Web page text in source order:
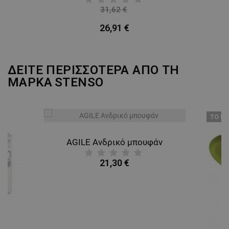
31,62 €
26,91 €
ΔΕΙΤΕ ΠΕΡΙΣΣΟΤΕΡΑ ΑΠΟ ΤΗ
ΜΑΡΚΑ STENSO
AGILE Ανδρικό μπουφάν
21,30 €
ТΟ